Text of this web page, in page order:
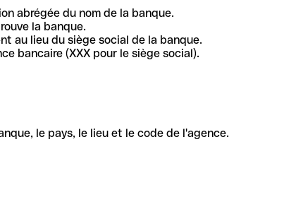
abrégée du nom de la banque.
la banque.
au lieu du siège social de la banque.
bancaire (XXX pour le siège social).
le pays, le lieu et le code de l'agence.